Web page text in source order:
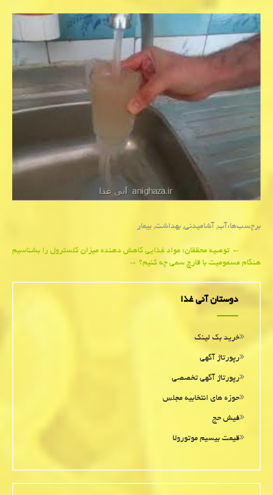
برچسب‌ها:آب,آشامیدنی,بهداشت,بیمار
navigation
←توصیه محققان؛ مواد غذایی كاهش دهنده میزان كلسترول را بشناسیم
هنگام مسمومیت با قارچ سمی چه كنیم؟→
دوستان آنی غذا
خرید بک لینک
رپورتاژ آگهی
رپورتاژ آگهی تخصصی
حوزه های انتخابیه مجلس
فیش حج
قیمت بیسیم موتورولا